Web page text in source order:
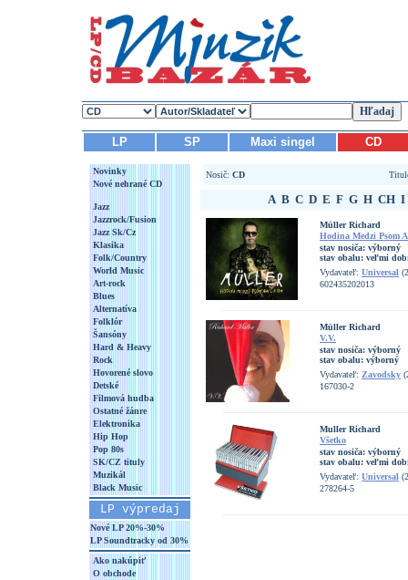
LP SP Maxi singel CD
Novinky
Nové nehrané CD
Jazz
Jazzrock/Fusion
Jazz Sk/Cz
Klasika
Folk/Country
World Music
Art-rock
Blues
Alternatíva
Folklór
Šansóny
Hard & Heavy
Rock
Hovorené slovo
Detské
Filmová hudba
Ostatné žánre
Elektronika
Hip Hop
Pop 80s
SK/CZ tituly
Muzikál
Black Music
LP výpredaj
Nové LP 20%-30%
LP Soundtracky od 30%
Ako nakúpiť
O obchode
Nosič: CD
A B C D E F G H CH I
Müller Richard
Hodina Medzi Psom
stav nosiča: výborný
stav obalu: veľmi
Vydavateľ: Universal
602435202013
Müller Richard
V.V.
stav nosiča: výborný
stav obalu: výborný
Vydavateľ: Zavodsky
167030-2
Muller Richard
Všetko
stav nosiča: výborný
stav obalu: veľmi
Vydavateľ: Universal
278264-5